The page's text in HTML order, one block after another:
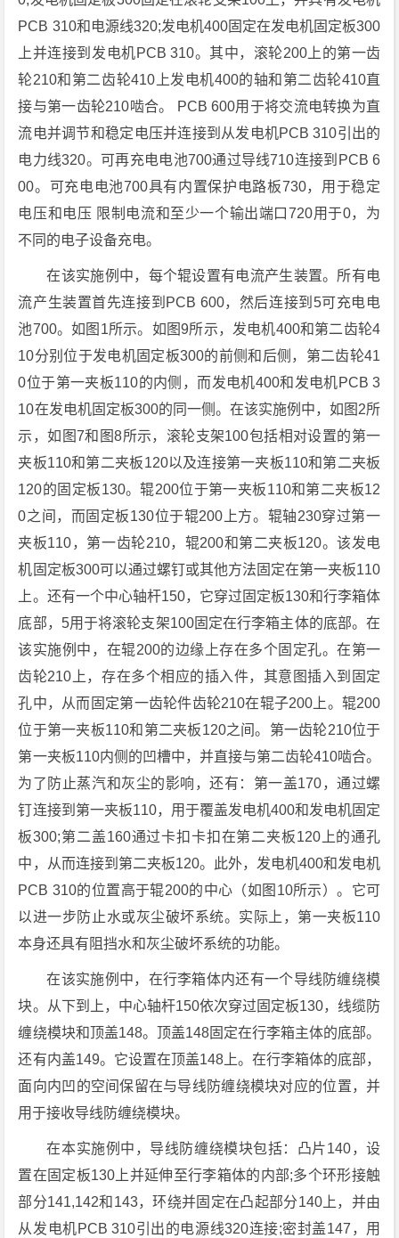
PCB 310和电源线320;发电机400固定在发电机固定板300
上并连接到发电机PCB 310。其中，滚轮200上的第一齿
轮210和第二齿轮410上发电机400的轴和第二齿轮410直
接与第一齿轮210啮合。 PCB 600用于将交流电转换为直
流电并调节和稳定电压并连接到从发电机PCB 310引出的
电力线320。可再充电电池700通过导线710连接到PCB 6
00。可充电电池700具有内置保护电路板730，用于稳定
电压和电压 限制电流和至少一个输出端口720用于0，为
不同的电子设备充电。
在该实施例中，每个辊设置有电流产生装置。所有电
流产生装置首先连接到PCB 600，然后连接到5可充电电
池700。如图1所示。如图9所示，发电机400和第二齿轮4
10分别位于发电机固定板300的前侧和后侧，第二齿轮41
0位于第一夹板110的内侧，而发电机400和发电机PCB 3
10在发电机固定板300的同一侧。在该实施例中，如图2所
示，如图7和图8所示，滚轮支架100包括相对设置的第一
夹板110和第二夹板120以及连接第一夹板110和第二夹板
120的固定板130。辊200位于第一夹板110和第二夹板12
0之间，而固定板130位于辊200上方。辊轴230穿过第一
夹板110，第一齿轮210，辊200和第二夹板120。该发电
机固定板300可以通过螺钉或其他方法固定在第一夹板110
上。还有一个中心轴杆150，它穿过固定板130和行李箱体
底部，5用于将滚轮支架100固定在行李箱主体的底部。在
该实施例中，在辊200的边缘上存在多个固定孔。在第一
齿轮210上，存在多个相应的插入件，其意图插入到固定
孔中，从而固定第一齿轮件齿轮210在辊子200上。辊200
位于第一夹板110和第二夹板120之间。第一齿轮210位于
第一夹板110内侧的凹槽中，并直接与第二齿轮410啮合。
为了防止蒸汽和灰尘的影响，还有：第一盖170，通过螺
钉连接到第一夹板110，用于覆盖发电机400和发电机固定
板300;第二盖160通过卡扣卡扣在第二夹板120上的通孔
中，从而连接到第二夹板120。此外，发电机400和发电机
PCB 310的位置高于辊200的中心（如图10所示）。它可
以进一步防止水或灰尘破坏系统。实际上，第一夹板110
本身还具有阻挡水和灰尘破坏系统的功能。
在该实施例中，在行李箱体内还有一个导线防缠绕模
块。从下到上，中心轴杆150依次穿过固定板130，线缆防
缠绕模块和顶盖148。顶盖148固定在行李箱主体的底部。
还有内盖149。它设置在顶盖148上。在行李箱体的底部，
面向内凹的空间保留在与导线防缠绕模块对应的位置，并
用于接收导线防缠绕模块。
在本实施例中，导线防缠绕模块包括：凸片140，设
置在固定板130上并延伸至行李箱体的内部;多个环形接触
部分141,142和143，环绕并固定在凸起部分140上，并由
从发电机PCB 310引出的电源线320连接;密封盖147，用